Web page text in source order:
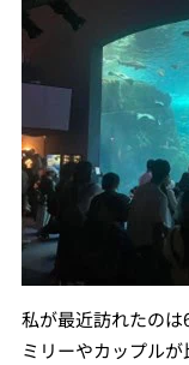
私が最近訪れたの
ミリーやカップル